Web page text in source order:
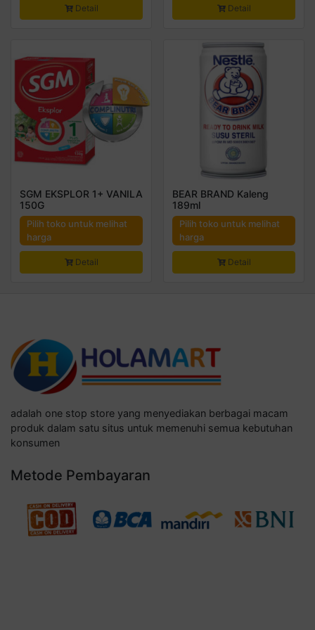
Detail Detail
SGM EKSPLOR 1+ VANILA
150G
Pilih toko untuk melihat
harga
Detail
BEAR BRAND Kaleng
189ml
Pilih toko untuk melihat
harga
Detail
adalah one stop store yang menyediakan berbagai macam
produk dalam satu situs untuk memenuhi semua kebutuhan
konsumen
Metode Pembayaran